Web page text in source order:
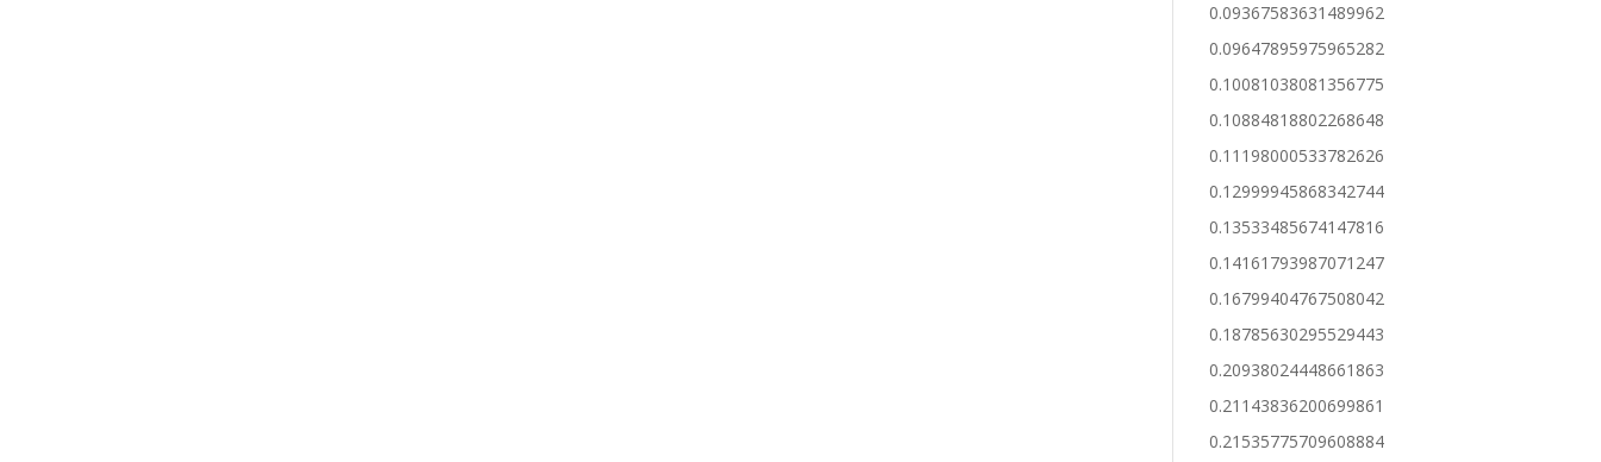
0.09367583631489962
0.09647895975965282
0.10081038081356775
0.10884818802268648
0.11198000533782626
0.12999945868342744
0.13533485674147816
0.14161793987071247
0.16799404767508042
0.18785630295529443
0.20938024448661863
0.21143836200699861
0.21535775709608884